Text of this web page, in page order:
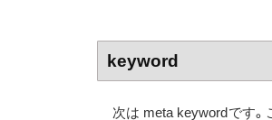
keyword
次は meta keywordです